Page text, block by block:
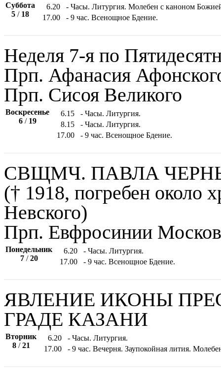
Суббота
5 / 18
6.20
- Часы. Литургия. Молебен с каноном
17.00
- 9 час. Всенощное Бдение.
Неделя 7-я по
Прп. Афанасия
Прп. Сисоя Великого
Воскресенье
6/ 19
6.15
- Часы. Литургия.
8.15
- Часы. Литургия.
17.00
- 9 час. Всенощное Бдение.
СВЩМЧ. ПАВЛА
(† 1918, погребен около
Невского)
Прп. Евфросинии
Понедельник
7/20
6.20
- Часы. Литургия.
17.00
- 9 час. Всенощное Бдение.
ЯВЛЕНИЕ ИКОНЫ
ГРАДЕ КАЗАНИ
Вторник
8/21
6.20
- Часы. Литургия.
17.00
- 9 час. Вечерня. Заупокойная лития.